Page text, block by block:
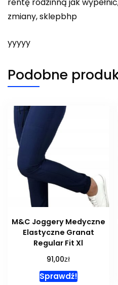
zmiany, sklepbhp
yyyyy
Podobne
M&C Joggery Medyczne
Elastyczne Granat
Regular Fit Xl
91,00zł
Sprawdź!